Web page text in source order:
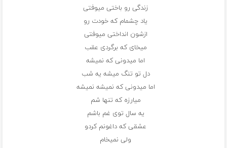
زندگی رو باختی میوفتی
یاد چشمام که خودت رو
ازشون انداختی میوفتی
میخای که برگردی عقب
اما میدونی که نمیشه
دل تو تنگ میشه یه شب
اما میدونی که نمیشه نمیشه
میارزه که تنها شم
یه سال توی غم باشم
عشقی که داغونم کردو
ولی نمیخام